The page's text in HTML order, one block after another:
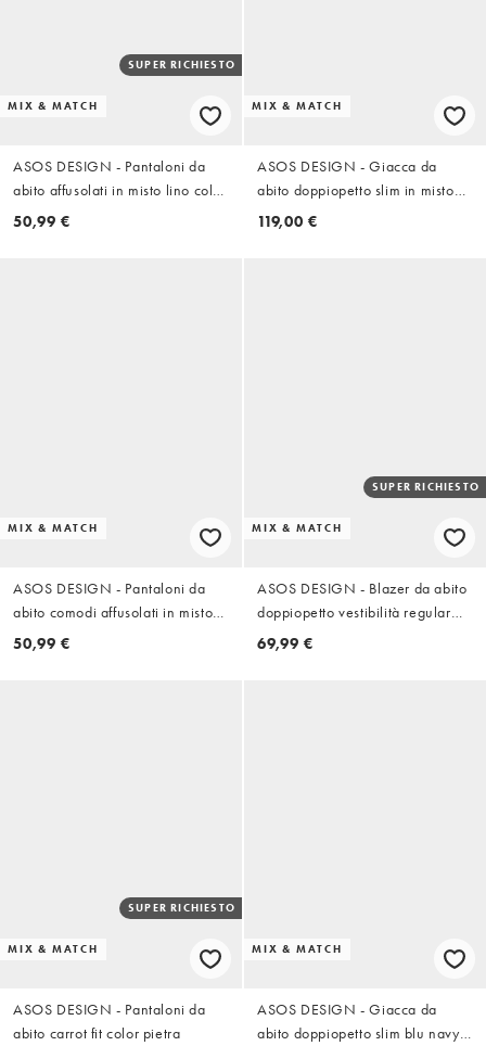
MIX & MATCH
SUPER RICHIESTO
ASOS DESIGN - Pantaloni da
abito affusolati in misto lino color
pietra
50,99 €
MIX & MATCH
ASOS DESIGN - Giacca da
abito doppiopetto slim in misto
lino verde oliva scuro
119,00 €
MIX & MATCH
ASOS DESIGN - Pantaloni da
abito comodi affusolati in misto
lino verde oliva scuro
50,99 €
MIX & MATCH
SUPER RICHIESTO
ASOS DESIGN - Blazer da abito
doppiopetto vestibilità regular
color pietra
69,99 €
MIX & MATCH
SUPER RICHIESTO
ASOS DESIGN - Pantaloni da
abito carrot fit color pietra
MIX & MATCH
ASOS DESIGN - Giacca da
abito doppiopetto slim blu navy